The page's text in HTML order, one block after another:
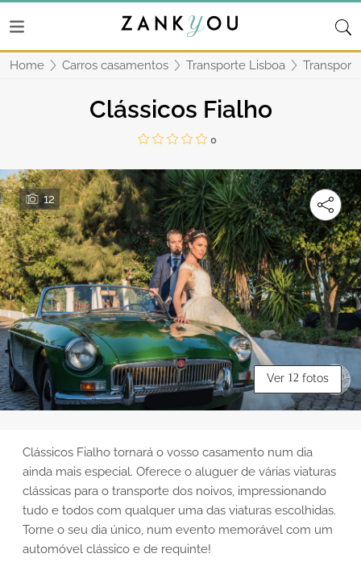
Home Carros casamentos Transporte Lisboa
Clássicos Fialho
0
12
Ver 12 fotos
Clássicos Fialho tornará o vosso casamento num dia
ainda mais especial. Oferece o aluguer de várias viaturas
clássicas para o transporte dos noivos, impressionando
tudo e todos com qualquer uma das viaturas escolhidas.
Torne o seu dia único, num evento memorável com um
automóvel clássico e de requinte!